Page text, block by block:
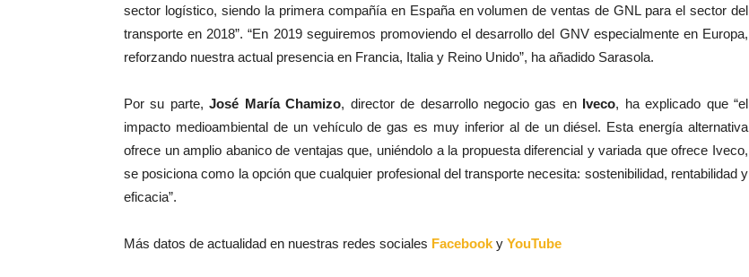
sector logístico, siendo la primera compañía en España en volumen de ventas de GNL para el sector del
transporte en 2018”. “En 2019 seguiremos promoviendo el desarrollo del GNV especialmente en Europa,
reforzando nuestra actual presencia en Francia, Italia y Reino Unido”, ha añadido Sarasola.
Por su parte,José María Chamizo, director de desarrollo negocio gas en Iveco, ha explicado que “el
impacto medioambiental de un vehículo de gas es muy inferior al de un diésel. Esta energía alternativa
ofrece un amplio abanico de ventajas que, uniéndolo a la propuesta diferencial y variada que ofrece Iveco,
se posiciona como la opción que cualquier profesional del transporte necesita: sostenibilidad, rentabilidad y
eficacia”.
Más datos de actualidad en nuestras redes sociales Facebook y YouTube